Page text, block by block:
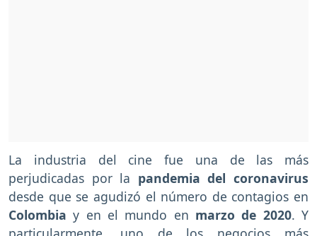
La industria del cine fue una de las más
perjudicadas por la pandemia del coronavirus
desde que se agudizó el número de contagios en
Colombiay en el mundo en marzo de 2020. Y